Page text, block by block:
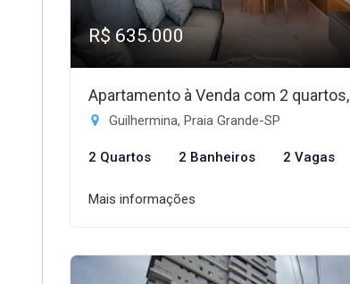
R$ 635.000
Apartamento à Venda com 2
Guilhermina, Praia Grande-SP
2 Quartos 2 Banheiros 2 Vagas
Mais informações